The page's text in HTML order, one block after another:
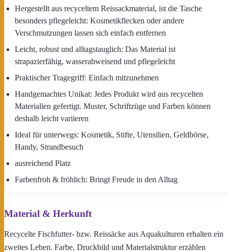
Hergestellt aus recyceltem Reissackmaterial, ist die Tasche
besonders pflegeleicht: Kosmetikflecken oder andere
Verschmutzungen lassen sich einfach entfernen
Leicht, robust und alltagstauglich: Das Material ist
strapazierfähig, wasserabweisend und pflegeleicht
Praktischer Tragegriff: Einfach mitzunehmen
Handgemachtes Unikat: Jedes Produkt wird aus recycelten
Materialien gefertigt. Muster, Schriftzüge und Farben können
deshalb leicht variieren
Ideal für unterwegs: Kosmetik, Stifte, Utensilien, Geldbörse,
Handy, Strandbesuch
ausreichend Platz
Farbenfroh & fröhlich: Bringt Freude in den Alltag
Material & Herkunft
Recycelte Fischfutter- bzw. Reissäcke aus Aquakulturen erhalten ein
zweites Leben. Farbe, Druckbild und Materialstruktur erzählen